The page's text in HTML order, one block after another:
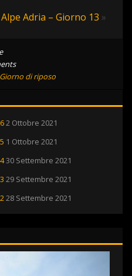
Alpe Adria – Giorno 13 »
Giorno di riposo
2 Ottobre 2021
1 Ottobre 2021
30 Settembre 2021
29 Settembre 2021
28 Settembre 2021